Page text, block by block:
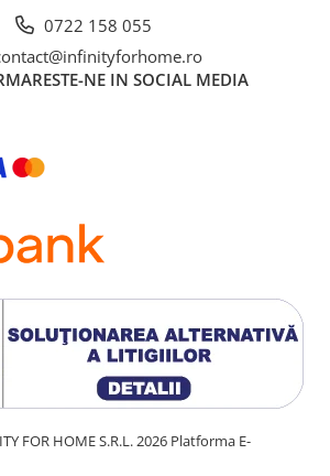
0722 158 055
NE IN SOCIAL MEDIA
FOR HOME S.R.L. 2026 Platforma E-